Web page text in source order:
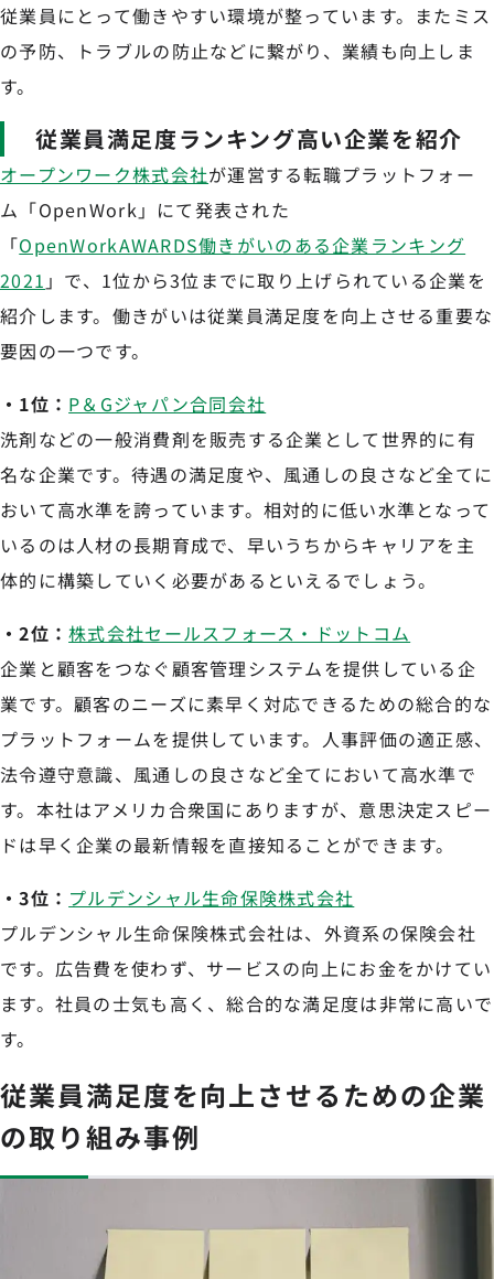
従業員にとって働きやすい環境が整っています。またミス
の予防、トラブルの防止などに繋がり、業績も向上しま
す。
従業員満足度ランキング高い企業を紹介
オープンワーク株式会社が運営する転職プラットフォー
ム「OpenWork」にて発表された
「OpenWorkAWARDS働きがいのある企業ランキング
2021 」で、1位から3位までに取り上げられている企業を
紹介します。働きがいは従業員満足度を向上させる重要な
要因の一つです。
・1位： P＆Gジャパン合同会社
洗剤などの一般消費剤を販売する企業として世界的に有
名な企業です。待遇の満足度や、風通しの良さなど全てに
おいて高水準を誇っています。相対的に低い水準となって
いるのは人材の長期育成で、早いうちからキャリアを主
体的に構築していく必要があるといえるでしょう。
・2位：株式会社セールスフォース・ドットコム
企業と顧客をつなぐ顧客管理システムを提供している企
業です。顧客のニーズに素早く対応できるための総合的な
プラットフォームを提供しています。人事評価の適正感、
法令遵守意識、風通しの良さなど全てにおいて高水準で
す。本社はアメリカ合衆国にありますが、意思決定スピー
ドは早く企業の最新情報を直接知ることができます。
・3位： プルデンシャル生命保険株式会社
プルデンシャル生命保険株式会社は、外資系の保険会社
です。広告費を使わず、サービスの向上にお金をかけてい
ます。社員の士気も高く、総合的な満足度は非常に高いで
す。
従業員満足度を向上させるための企業
の取り組み事例